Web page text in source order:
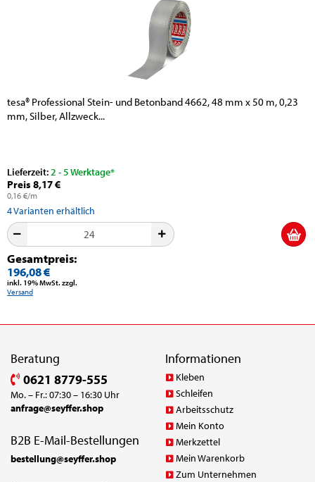
tesa® Professional Stein- und Betonband 4662, 48 mm x 50 m, 0,23
mm, Silber, Allzweck...
Lieferzeit:2 - 5 Werktage*
Preis 8,17 €
0,16 €/m
4Varianten erhältlich
Gesamtpreis:
196,08 €
inkl. 19% MwSt. zzgl.
Versand
Beratung
0621 8779-555
Mo. – Fr.: 07:30 – 16:30 Uhr
anfrage@seyffer.shop
B2B E-Mail-Bestellungen
bestellung@seyffer.shop
Informationen
Kleben
Schleifen
Arbeitsschutz
Mein Konto
Merkzettel
Mein Warenkorb
Zum Unternehmen